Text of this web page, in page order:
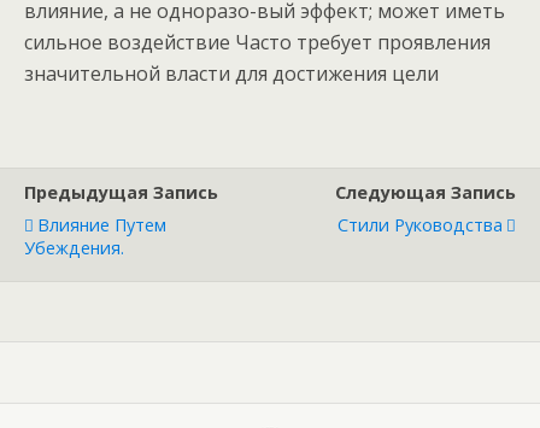
влияние, а не одноразо-вый эффект; может иметь
сильное воздействие Часто требует проявления
значительной власти для достижения цели
Предыдущая Запись
Влияние Путем
Убеждения.
Следующая Запись
Стили Руководства